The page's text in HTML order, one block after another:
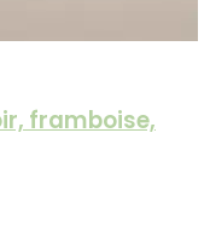
framboise,